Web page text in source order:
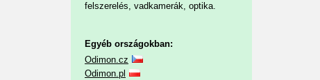
felszerelés, vadkamerák, optika.
Egyéb országokban:
Odimon.cz
Odimon.pl